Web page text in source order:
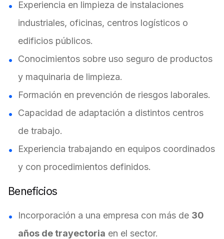
Experiencia en limpieza de instalaciones
industriales, oficinas, centros logísticos o
edificios públicos.
Conocimientos sobre uso seguro de productos
y maquinaria de limpieza.
Formación en prevención de riesgos laborales.
Capacidad de adaptación a distintos centros
de trabajo.
Experiencia trabajando en equipos coordinados
y con procedimientos definidos.
Beneficios
Incorporación a una empresa con más de 30
años de trayectoria en el sector.